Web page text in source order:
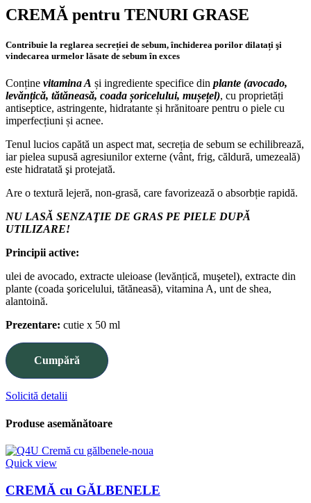
CREMĂ pentru TENURI GRASE
Contribuie la reglarea secreției de sebum, închiderea porilor dila­tați şi
vindecarea urmelor lăsate de sebum în exces
Conține vitamina A și ingrediente specifice din plante (avocado,
levănțică, tătăneasă, coada șoricelului, mușețel), cu proprietăți
antiseptice, astringente, hidratante și hrănitoare pentru o piele cu
imperfecțiuni și acnee.
Tenul lucios capătă un aspect mat, secreția de sebum se echilibrează,
iar pielea supusă agresiunilor externe (vânt, frig, căldură, umezeală)
este hidratată şi protejată.
Are o textură lejeră, non-grasă, care favorizează o absorbție rapidă.
NU LASĂ SENZAŢIE DE GRAS PE PIELE DUPĂ
UTILIZARE!
Principii active:
ulei de avocado, extracte uleioase (levănțică, muşetel), extracte din
plante (coada şoricelului, tătăneasă), vitamina A, unt de shea,
alantoină.
Prezentare: cutie x 50 ml
Cumpără
Solicită detalii
Produse asemănătoare
Quick view
CREMĂ cu GĂLBENELE